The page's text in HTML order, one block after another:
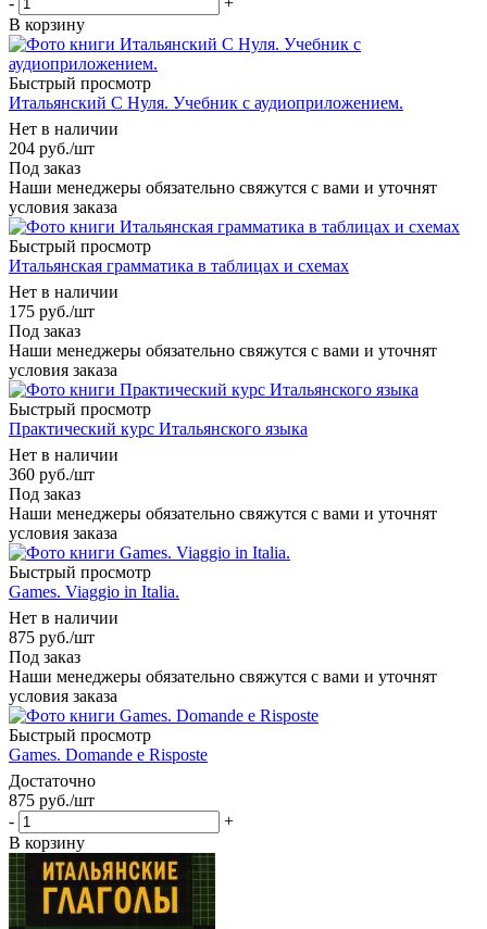
В корзину
Быстрый просмотр
Итальянский С Нуля. Учебник с аудиоприложением.
Нет в наличии
204 руб./шт
Под заказ
Наши менеджеры обязательно свяжутся с вами и уточнят
условия заказа
Быстрый просмотр
Итальянская грамматика в таблицах и схемах
Нет в наличии
175 руб./шт
Под заказ
Наши менеджеры обязательно свяжутся с вами и уточнят
условия заказа
Быстрый просмотр
Практический курс Итальянского языка
Нет в наличии
360 руб./шт
Под заказ
Наши менеджеры обязательно свяжутся с вами и уточнят
условия заказа
Быстрый просмотр
Games. Viaggio in Italia.
Нет в наличии
875 руб./шт
Под заказ
Наши менеджеры обязательно свяжутся с вами и уточнят
условия заказа
Быстрый просмотр
Games. Domande e Risposte
Достаточно
875 руб./шт
-
+
В корзину